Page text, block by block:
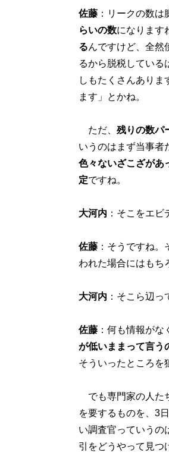
佐藤：リークの数は
らいの数になります
るんですけど、全然
るから脱税している
しもたくさんありま
ます」とかね。
ただ、 残りの数パ
いうのはまず当事者
色々ないざこざがあ
定ですね。
大河内 ：そこをエ
佐藤：そうですね。
われた場合にはもち
大河内 ：そこら辺っ
佐藤：何も情報がな
が低いままって言う
そういったところを
でも専門家の人た
を要するものを、3
い調査官っていうの
引をどうやって見つ